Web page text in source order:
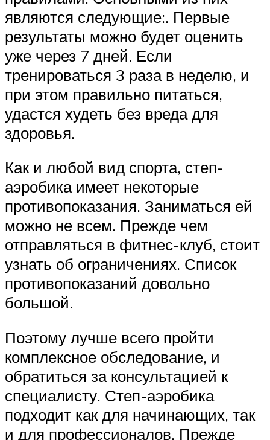
являются следующие:. Первые
результаты можно будет оценить
уже через 7 дней. Если
тренироваться 3 раза в неделю, и
при этом правильно питаться,
удастся худеть без вреда для
здоровья.
Как и любой вид спорта, степ-
аэробика имеет некоторые
противопоказания. Заниматься ей
можно не всем. Прежде чем
отправляться в фитнес-клуб, стоит
узнать об ограничениях. Список
противопоказаний довольно
большой.
Поэтому лучше всего пройти
комплексное обследование, и
обратиться за консультацией к
специалисту. Степ-аэробика
подходит как для начинающих, так
и для профессионалов. Прежде